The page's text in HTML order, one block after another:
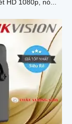
nét HD 1080p, nó...